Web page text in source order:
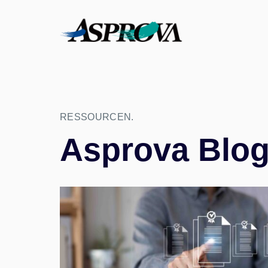
RESSOURCEN.
Asprova